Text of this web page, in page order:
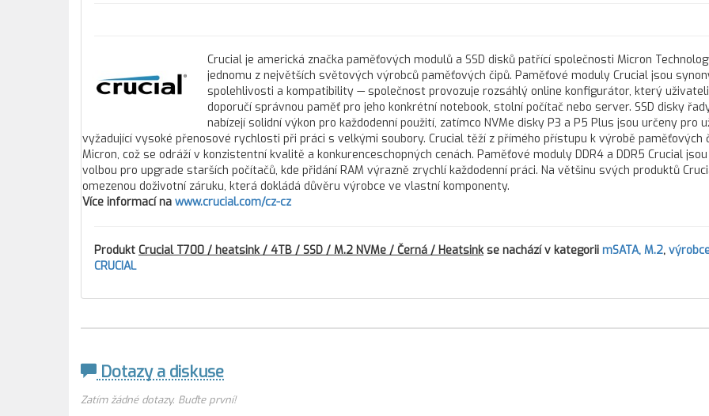
Crucial je americká značka paměťových modulů a SSD disků patřící společnosti Micron
jednomu z největších světových výrobců paměťových čipů. Paměťové moduly Crucial jsou
spolehlivosti a kompatibility — společnost provozuje rozsáhlý online konfigurátor, který
doporučí správnou paměť pro jeho konkrétní notebook, stolní počítač nebo server. SSD disky
nabízejí solidní výkon pro každodenní použití, zatímco NVMe disky P3 a P5 Plus jsou určeny pro
vyžadující vysoké přenosové rychlosti při práci s velkými soubory. Crucial těží z přímého přístupu k výrobě paměťových
Micron, což se odráží v konzistentní kvalitě a konkurenceschopných cenách. Paměťové moduly DDR4 a DDR5 Crucial
volbou pro upgrade starších počítačů, kde přidání RAM výrazně zrychlí každodenní práci. Na většinu svých produktů
omezenou doživotní záruku, která dokládá důvěru výrobce ve vlastní komponenty.
Více informací na www.crucial.com/cz-cz
Produkt Crucial T700 / heatsink / 4TB / SSD / M.2 NVMe / Černá / Heatsinkse nachází v kategorii mSATA, M.2,
CRUCIAL
Dotazy a diskuse
Zatím žádné dotazy. Buďte první!